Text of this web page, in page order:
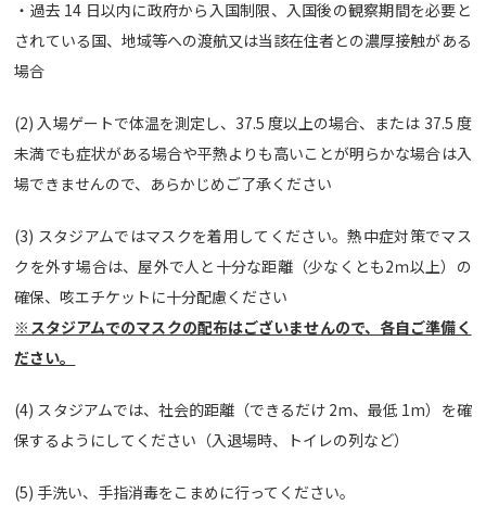
・過去 14 日以内に政府から入国制限、入国後の観察期間を必要と
されている国、地域等への渡航又は当該在住者との濃厚接触がある
場合
(2) 入場ゲートで体温を測定し、37.5 度以上の場合、または 37.5 度
未満でも症状がある場合や平熱よりも高いことが明らかな場合は入
場できませんので、あらかじめご了承ください
(3) スタジアムではマスクを着用してください。熱中症対策でマス
クを外す場合は、屋外で人と十分な距離（少なくとも2ｍ以上）の
確保、咳エチケットに十分配慮ください
※スタジアムでのマスクの配布はございませんので、各自ご準備く
ださい。
(4) スタジアムでは、社会的距離（できるだけ 2m、最低 1m）を確
保するようにしてください（入退場時、トイレの列など）
(5) 手洗い、手指消毒をこまめに行ってください。